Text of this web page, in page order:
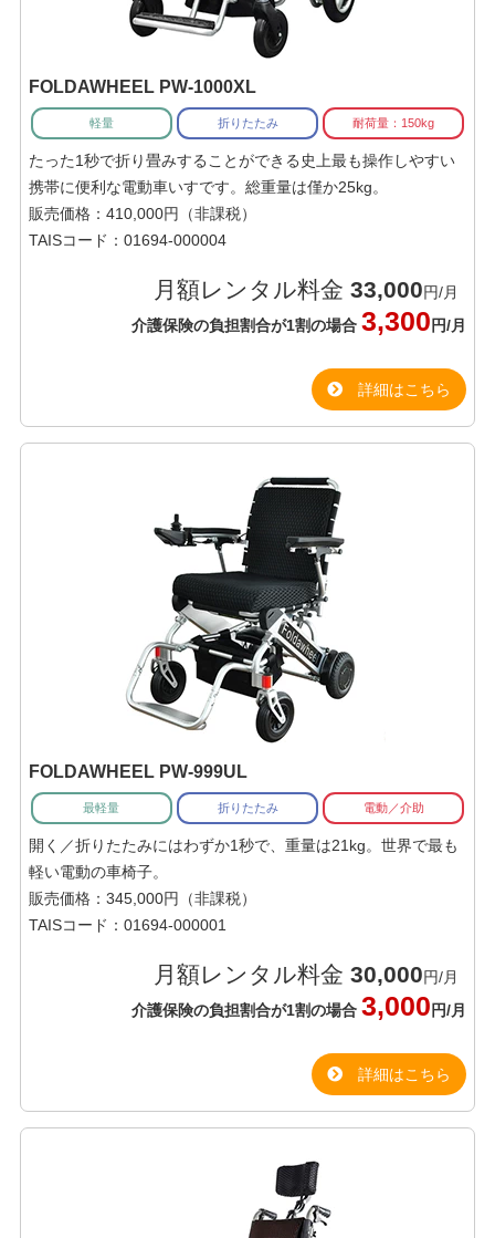
FOLDAWHEEL PW-1000XL
軽量 折りたたみ 耐荷量：150kg
たった1秒で折り畳みすることができる史上最も操作しやすい
携帯に便利な電動車いすです。総重量は僅か25kg。
販売価格：410,000円（非課税）
TAISコード：01694-000004
月額レンタル料金33,000円/月
介護保険の負担割合が1割の場合3,300 円/月
詳細はこちら
FOLDAWHEEL PW-999UL
最軽量 折りたたみ 電動／介助
開く／折りたたみにはわずか1秒で、重量は21kg。世界で最も
軽い電動の車椅子。
販売価格：345,000円（非課税）
TAISコード：01694-000001
月額レンタル料金30,000円/月
介護保険の負担割合が1割の場合3,000 円/月
詳細はこちら